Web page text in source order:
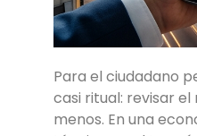
Para el ciudadano
casi ritual: revisar
menos. En una